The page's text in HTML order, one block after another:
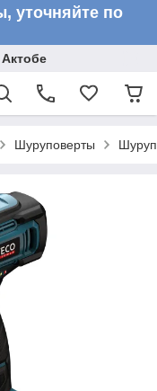
уточняйте по
Шуруповерты